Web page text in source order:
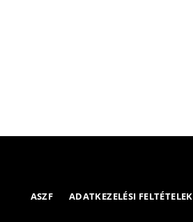
ASZF ADATKEZELÉSI FELTÉTELEK